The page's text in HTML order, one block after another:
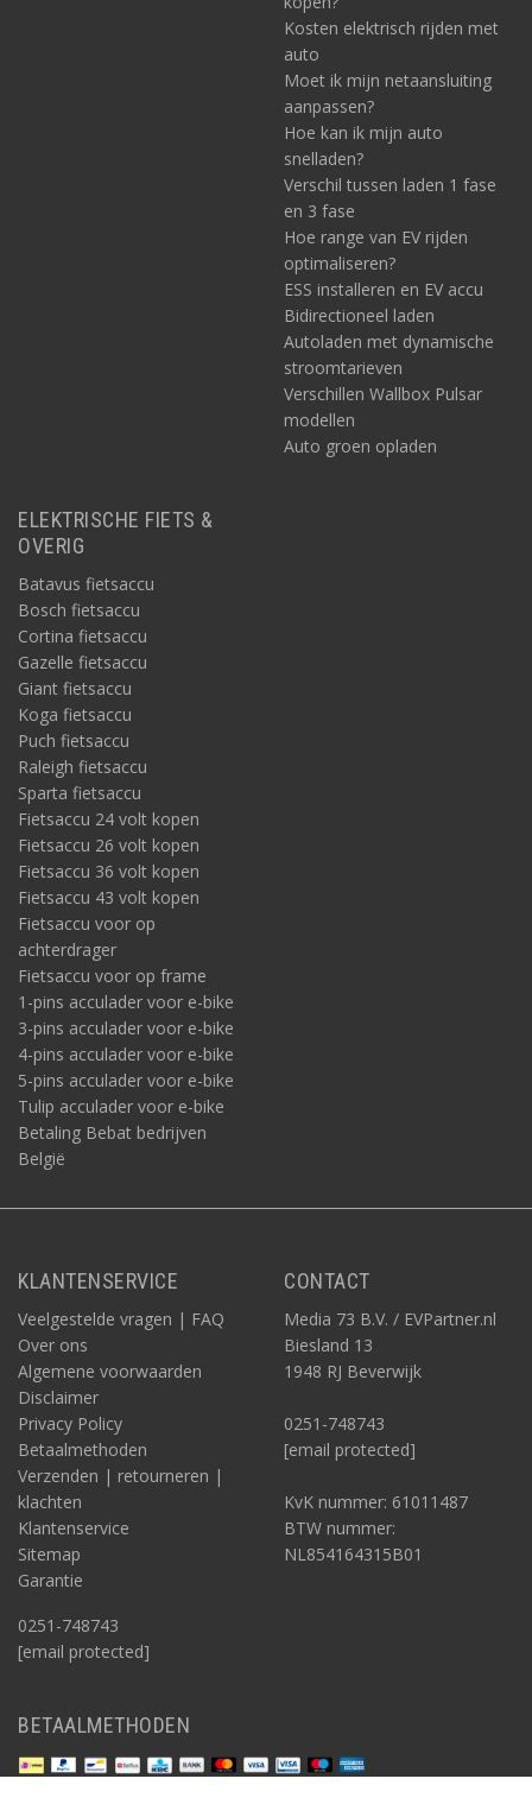
Kosten elektrisch rijden met
auto
Moet ik mijn netaansluiting
aanpassen?
Hoe kan ik mijn auto
snelladen?
Verschil tussen laden 1 fase
en 3 fase
Hoe range van EV rijden
optimaliseren?
ESS installeren en EV accu
Bidirectioneel laden
Autoladen met dynamische
stroomtarieven
Verschillen Wallbox Pulsar
modellen
Auto groen opladen
ELEKTRISCHE FIETS &
OVERIG
Batavus fietsaccu
Bosch fietsaccu
Cortina fietsaccu
Gazelle fietsaccu
Giant fietsaccu
Koga fietsaccu
Puch fietsaccu
Raleigh fietsaccu
Sparta fietsaccu
Fietsaccu 24 volt kopen
Fietsaccu 26 volt kopen
Fietsaccu 36 volt kopen
Fietsaccu 43 volt kopen
Fietsaccu voor op
achterdrager
Fietsaccu voor op frame
1-pins acculader voor e-bike
3-pins acculader voor e-bike
4-pins acculader voor e-bike
5-pins acculader voor e-bike
Tulip acculader voor e-bike
Betaling Bebat bedrijven
België
KLANTENSERVICE
Veelgestelde vragen | FAQ
Over ons
Algemene voorwaarden
Disclaimer
Privacy Policy
Betaalmethoden
Verzenden | retourneren |
klachten
Klantenservice
Sitemap
Garantie
0251-748743
[email protected]
CONTACT
Media 73 B.V. / EVPartner.nl
Biesland 13
1948 RJ Beverwijk
0251-748743
[email protected]
KvK nummer: 61011487
BTW nummer:
NL854164315B01
BETAALMETHODEN